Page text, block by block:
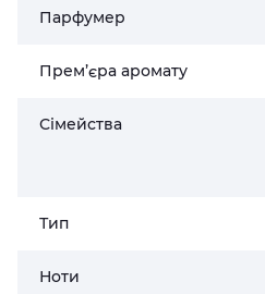
Парфумер
Прем’єра аромату
Сімейства
Тип
Ноти